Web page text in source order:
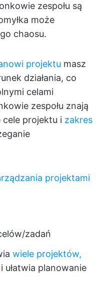
zespołu są
może
chaosu.
projektu masz
działania, co
celami
zespołu znają
cele projektu i zakres
projektami
zadań
wiele projektów,
ułatwia planowanie